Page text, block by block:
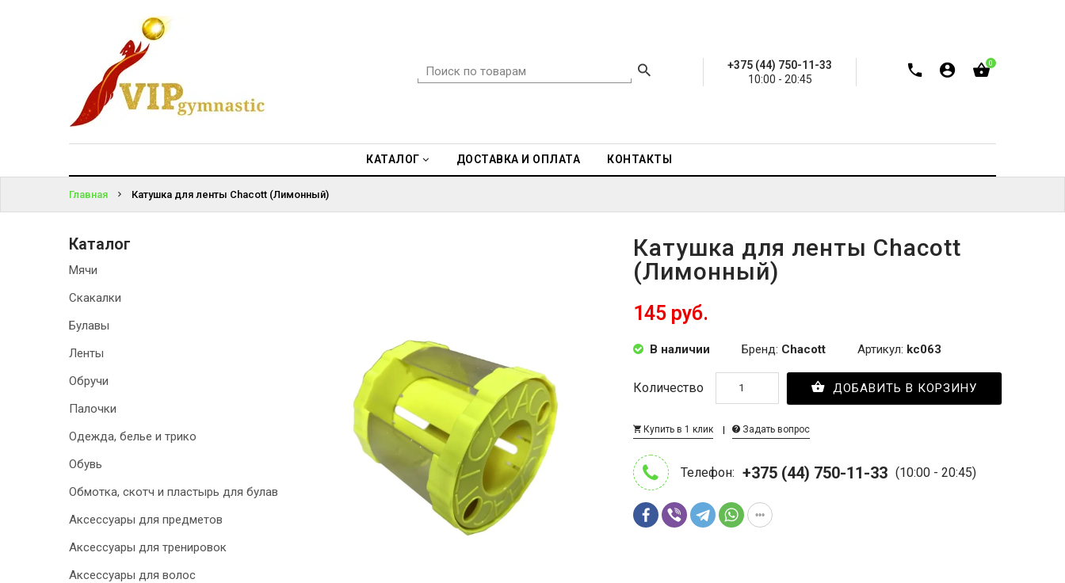
+375 (44) 750-11-33
10:00 - 20:45
0
КАТАЛОГ ДОСТАВКА И ОПЛАТА КОНТАКТЫ
КОНТАКТЫ
ВОЙТИ
ЗАБЫЛИ
ПАРОЛЬ?
Главная Катушка для ленты Chacott (Лимонный)
Катушка для ленты Chacott
(Лимонный)
145 руб.
В наличии Бренд: Chacott Артикул: kc063
Количество ДОБАВИТЬ В КОРЗИНУ
Купить в 1 клик Задать вопрос
Телефон: +375 (44) 750-11-33 (10:00 - 20:45)
Каталог
Мячи
Скакалки
Булавы
Ленты
Обручи
Палочки
Одежда, белье и трико
Обувь
Обмотка, скотч и пластырь для булав
Аксессуары для предметов
Аксессуары для тренировок
Аксессуары для волос